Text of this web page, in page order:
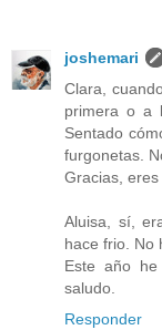
joshemari
Clara,
primera o a
Sentado
furgonetas.
Gracias, eres
Aluisa, sí,
hace frio. No
Este año
saludo.
Responder